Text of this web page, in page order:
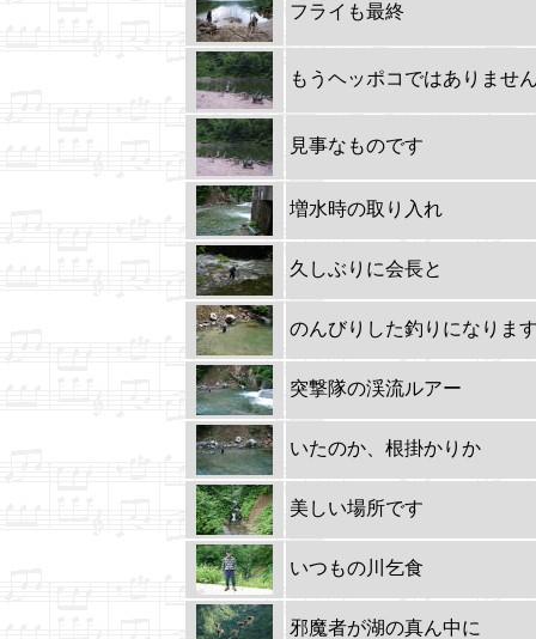
フライも最終
もうヘッポコではありませ
見事なものです
増水時の取り入れ
久しぶりに会長と
のんびりした釣りになりま
突撃隊の渓流ルアー
いたのか、根掛かりか
美しい場所です
いつもの川乞食
邪魔者が湖の真ん中に